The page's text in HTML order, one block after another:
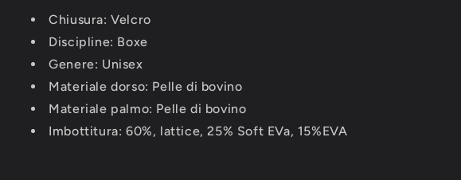
Chiusura: Velcro
Discipline: Boxe
Genere: Unisex
Materiale dorso: Pelle di bovino
Materiale palmo: Pelle di bovino
Imbottitura: 60%, lattice, 25% Soft EVa, 15%EVA